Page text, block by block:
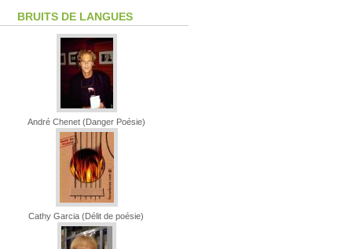
BRUITS DE LANGUES
André Chenet (Danger Poésie)
Cathy Garcia (Délit de poésie)